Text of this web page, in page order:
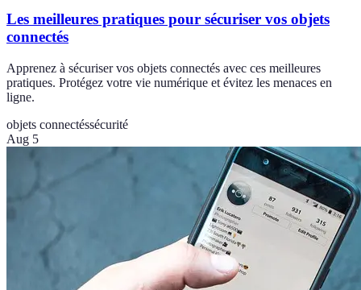
Les meilleures pratiques pour sécuriser vos objets
connectés
Apprenez à sécuriser vos objets connectés avec ces meilleures
pratiques. Protégez votre vie numérique et évitez les menaces en
ligne.
objets connectéssécurité
Aug 5